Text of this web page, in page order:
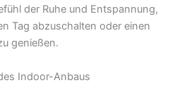
der Ruhe und Entspannung,
Tag abzuschalten oder einen
genießen.
Indoor-Anbaus